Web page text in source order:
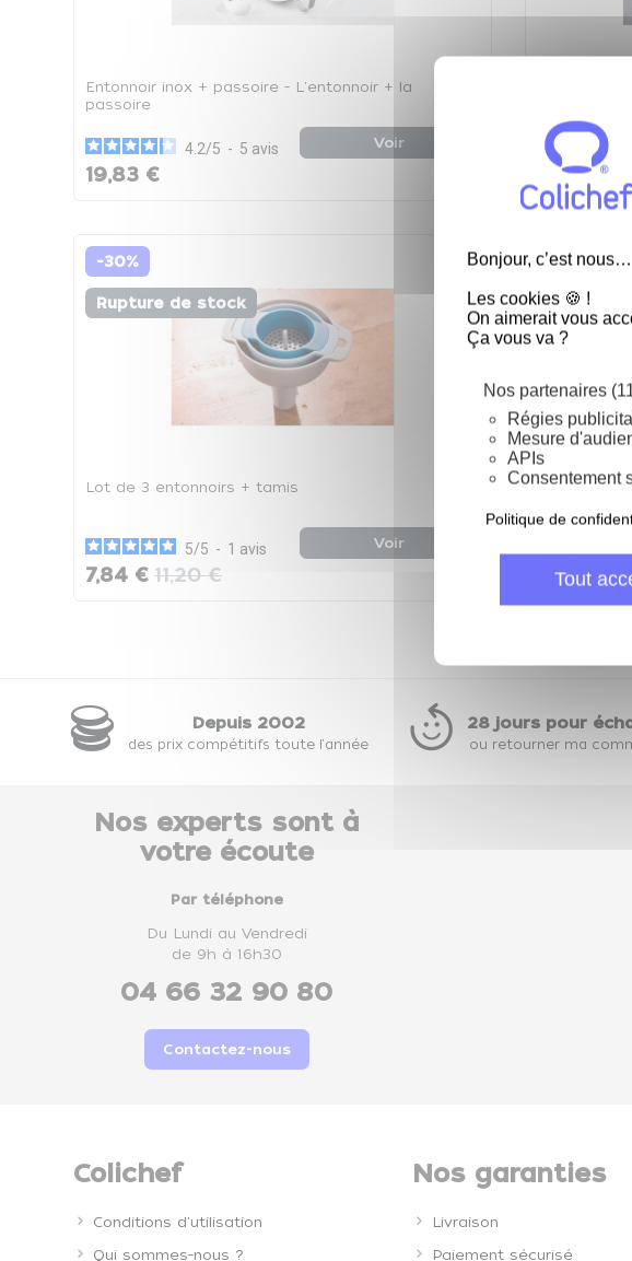
Bonjour, c’est nous…
Les cookies 🍪 !
On aimerait vous
Ça vous va ?
Nos partenaires
Régies
Mesure
APIs
Consentement
Tout
Politique de
Entonnoir inox + passoire - L'entonnoir + la
passoire
4.2/5 - 5 avis
19,83 €
Voir
Entonnoir
1,98 €
-30%
Rupture de stock
Lot de 3 entonnoirs + tamis
5/5 - 1 avis
7,84 € 11,20 €
Voir
Rupture
Entonnoir
2,98 €
Depuis 2002
des prix compétitifs toute l'année
28 jours pour
ou retourner ma
Nos experts sont à
votre écoute
Par téléphone
Du Lundi au Vendredi
de 9h à 16h30
04 66 32 90 80
Contactez-nous
Colichef
Conditions d'utilisation
Qui sommes-nous ?
Nos garanties
Livraison
Paiement sécurisé